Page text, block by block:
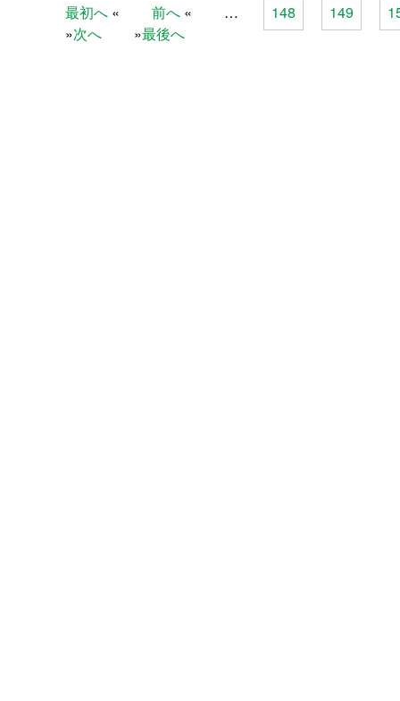
Pages
最初へ 前へ … 148 149
次へ
最後へ